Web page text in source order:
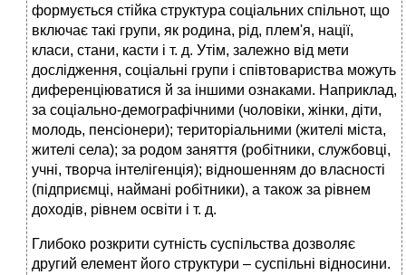
формується стійка структура соціальних спільнот, що
включає такі групи, як родина, рід, плем'я, нації,
класи, стани, касти і т. д. Утім, залежно від мети
дослідження, соціальні групи і співтовариства можуть
диференціюватися й за іншими ознаками. Наприклад,
за соціально-демографічними (чоловіки, жінки, діти,
молодь, пенсіонери); територіальними (жителі міста,
жителі села); за родом заняття (робітники, службовці,
учні, творча інтелігенція); відношенням до власності
(підприємці, наймані робітники), а також за рівнем
доходів, рівнем освіти і т. д.
Глибоко розкрити сутність суспільства дозволяє
другий елемент його структури – суспільні відносини.